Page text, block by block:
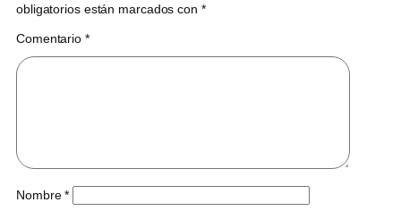
obligatorios están marcados con *
Comentario *
Nombre*